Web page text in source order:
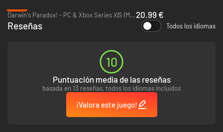
Darwin's Paradox! - PC & Xbox Series X|S (Microsoft Store) 20.99 €
Reseñas Todos los idiomas
10
Puntuación media de las reseñas
basada en 13 reseñas, todos los idiomas incluidos
¡Valora este juego!